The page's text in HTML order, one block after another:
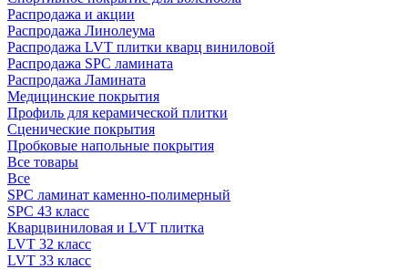
Распродажа и акции
Распродажа Линолеума
Распродажа LVT плитки кварц виниловой
Распродажа SPC ламината
Распродажа Ламината
Медицинские покрытия
Профиль для керамической плитки
Сценические покрытия
Пробковые напольные покрытия
Все товары
Все
SPC ламинат каменно-полимерный
SPC 43 класс
Кварцвиниловая и LVT плитка
LVT 32 класс
LVT 33 класс